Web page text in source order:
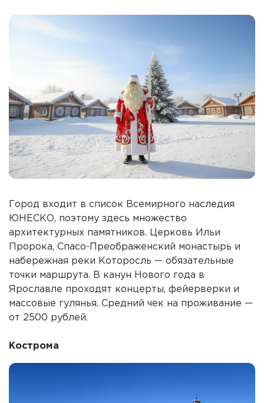
Город входит в список Всемирного наследия
ЮНЕСКО, поэтому здесь множество
архитектурных памятников. Церковь Ильи
Пророка, Спасо-Преображенский монастырь и
набережная реки Которосль — обязательные
точки маршрута. В канун Нового года в
Ярославле проходят концерты, фейерверки и
массовые гулянья. Средний чек на проживание —
от 2500 рублей.
Кострома